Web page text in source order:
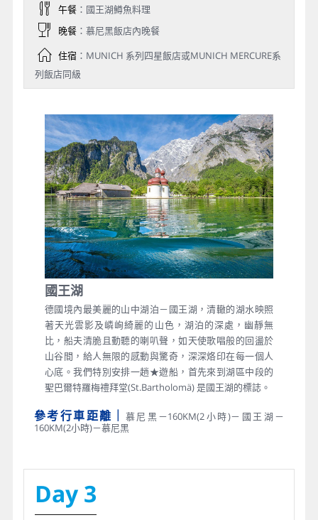
午餐：國王湖鱒魚料理
晚餐：慕尼黑飯店內晚餐
住宿：MUNICH 系列四星飯店或MUNICH MERCURE系
列飯店同級
國王湖
德國境內最美麗的山中湖泊－國王湖，清轍的湖水映照
著天光雲影及嶙峋綺麗的山色，湖泊的深處，幽靜無
比，船夫清脆且動聽的喇叭聲，如天使歌唱般的回盪於
山谷間，給人無限的感動與驚奇，深深烙印在每一個人
心底。我們特別安排一趟★遊船，首先來到湖區中段的
聖巴爾特羅梅禮拜堂(St.Bartholomä) 是國王湖的標誌。
參考行車距離｜
慕尼黑－160KM(2小時)－國王湖－
160KM(2小時)－慕尼黑
Day 3